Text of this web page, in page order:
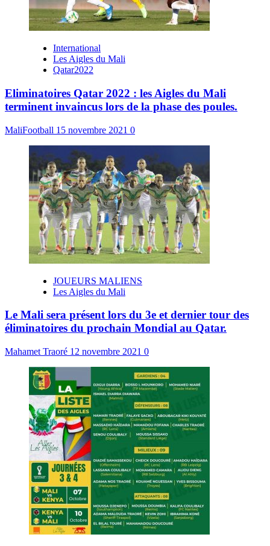
International
Les Aigles du Mali
Qatar2022
Eliminatoires Qatar 2022 : les Aigles du Mali
terminent invaincus lors de la phase des poules.
MaliFootball 15 novembre 2021 0
JOUEURS MALIENS
Les Aigles du Mali
Le Mali sera présent lors du 3e et dernier tour des
éliminatoires du prochain Mondial au Qatar.
Mahamet Traoré 12 novembre 2021 0